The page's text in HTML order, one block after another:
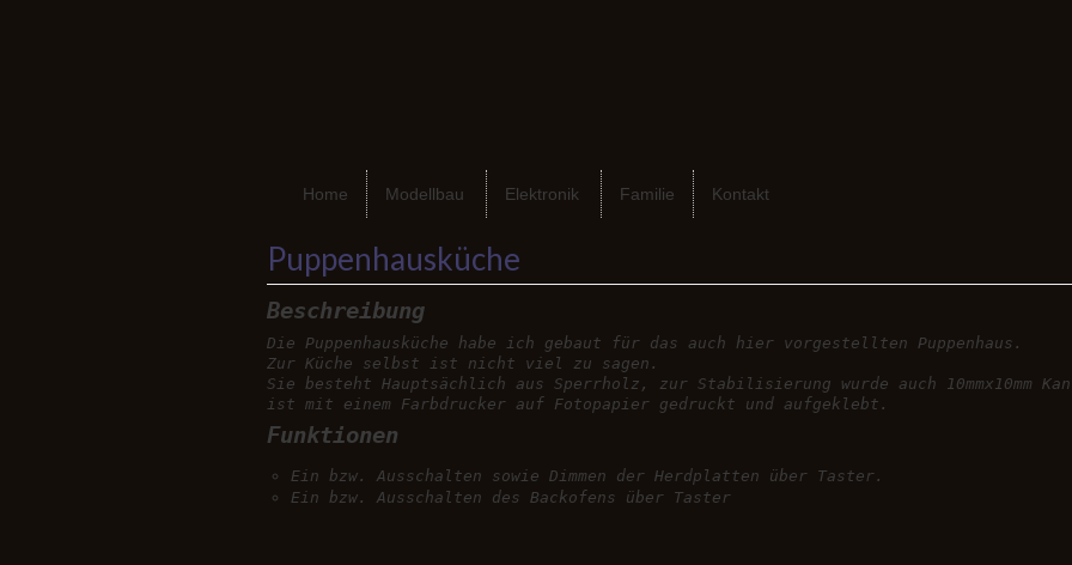
Home Modellbau Elektronik Familie Kontakt
Puppenhausküche
Beschreibung
Die Puppenhausküche habe ich gebaut für das auch hier vorgestellten Puppenhaus.
Zur Küche selbst ist nicht viel zu sagen.
Sie besteht Hauptsächlich aus Sperrholz, zur Stabilisierung wurde auch 10mmx10mm
ist mit einem Farbdrucker auf Fotopapier gedruckt und aufgeklebt.
Funktionen
Ein bzw. Ausschalten sowie Dimmen der Herdplatten über Taster.
Ein bzw. Ausschalten des Backofens über Taster